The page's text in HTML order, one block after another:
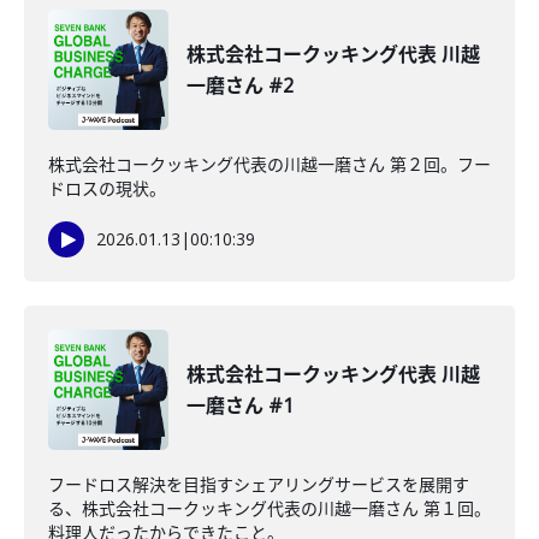
株式会社コークッキング代表 川越
一磨さん #2
株式会社コークッキング代表の川越一磨さん 第２回。フー
ドロスの現状。
2026.01.13 |00:10:39
株式会社コークッキング代表 川越
一磨さん #1
フードロス解決を目指すシェアリングサービスを展開す
る、株式会社コークッキング代表の川越一磨さん 第１回。
料理人だったからできたこと。